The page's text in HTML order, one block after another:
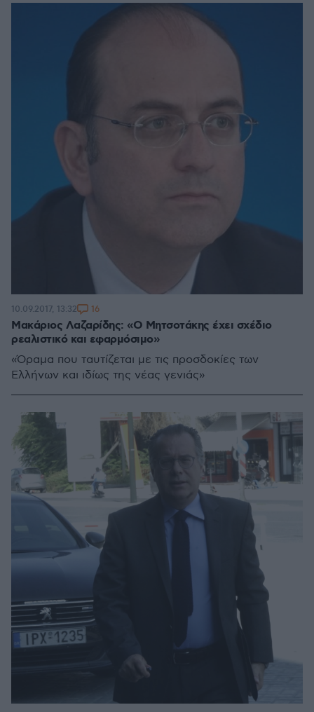
Μακάριος Λαζαρίδης: «Ο Μητσοτάκης έχει σχέδιο
ρεαλιστικό και εφαρμόσιμο»
«Όραμα που ταυτίζεται με τις προσδοκίες των
Ελλήνων και ιδίως της νέας γενιάς»
10.09.2017, 13:32 16